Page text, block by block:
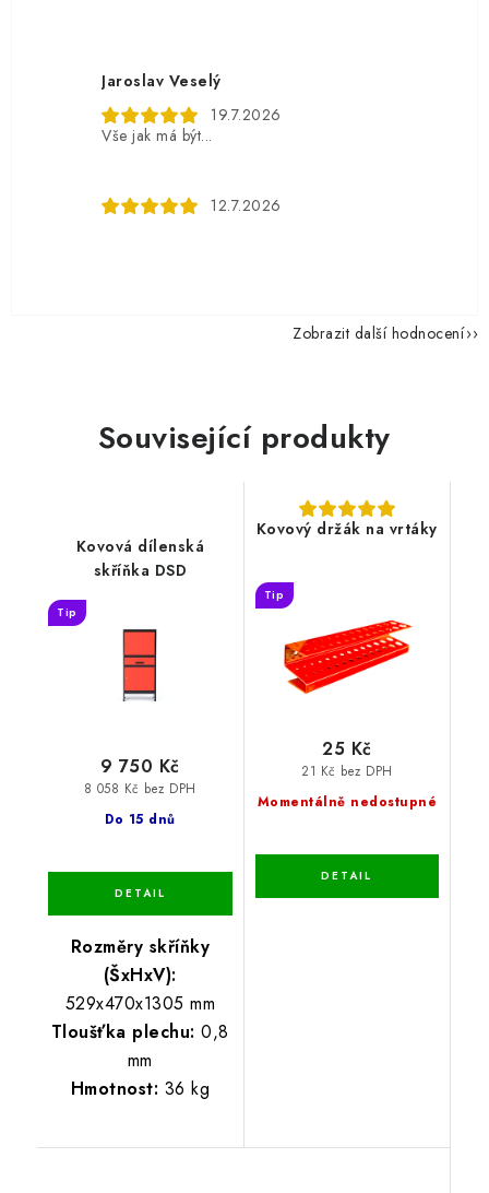
Jaroslav Veselý
19.7.2026
Vše jak má být...
12.7.2026
Zobrazit další hodnocení
Související produkty
Kovová dílenská
skříňka DSD
Tip
Do 15 dnů
8 058 Kč bez DPH
9 750 Kč
Rozměry skříňky
(ŠxHxV):
529x470x1305 mm
Tloušťka plechu: 0,8
mm
Hmotnost: 36 kg
Kovový držák na vrtáky
Tip
Momentálně nedostupné
21 Kč bez DPH
25 Kč